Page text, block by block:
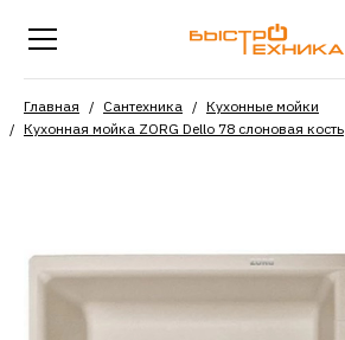
Главная Сантехника
Кухонные мойки
Кухонная мойка ZORG Dello 78 слоновая кость